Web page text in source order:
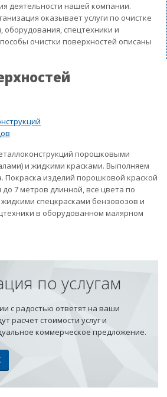
деятельности нашей компании.
оказывает услуги по очистке
спецтехники и
очистки поверхностей описаны
порошковыми
и жидкими красками. Выполняем
изделий порошковой краской
7 метров длинной, все цвета по
жидкими спецкрасками бензовозов и
в оборудованном малярном
по услугам
с радостью ответят на ваши
расчет стоимости услуг и
коммерческое предложение.